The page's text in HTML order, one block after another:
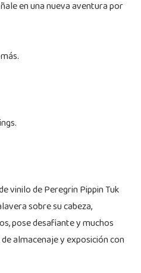
en una nueva aventura por
vinilo de Peregrin Pippin Tuk
sobre su cabeza,
pose desafiante y muchos
almacenaje y exposición con